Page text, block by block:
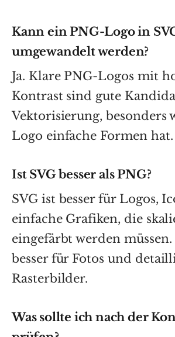
Kann ein PNG-Logo in
umgewandelt werden?
Ja. Klare PNG-Logos mit
Kontrast sind gute
Vektorisierung, besonders
Logo einfache Formen hat.
Ist SVG besser als PNG?
SVG ist besser für Logos,
einfache Grafiken, die
eingefärbt werden
besser für Fotos und
Rasterbilder.
Was sollte ich nach der